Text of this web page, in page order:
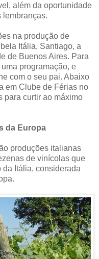
além da oportunidade
lembranças.
na produção de
Itália, Santiago, a
de Buenos Aires. Para
programação, e
com o seu pai. Abaixo
em Clube de Férias no
para curtir ao máximo
da Europa
produções italianas
de vinícolas que
Itália, considerada